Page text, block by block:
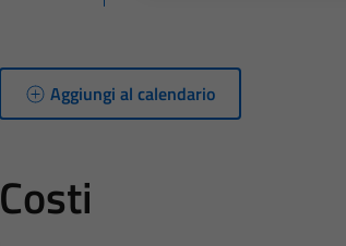
Aggiungi al calendario
Costi